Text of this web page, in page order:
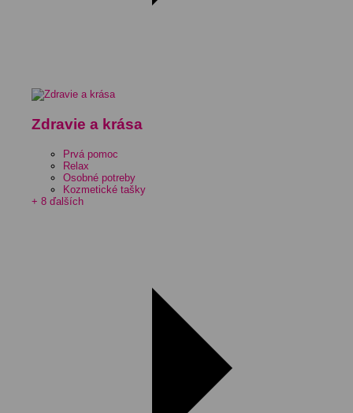
Zdravie a krása
Prvá pomoc
Relax
Osobné potreby
Kozmetické tašky
+ 8 ďalších